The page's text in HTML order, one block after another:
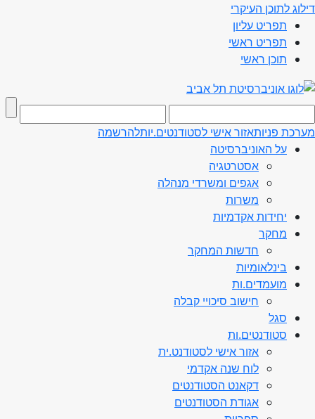
דילוג לתוכן העיקרי
תפריט עליון
תפריט ראשי
תוכן ראשי
מערכת פניותאזור אישי לסטודנטים.יותלהרשמה
על האוניברסיטה
אסטרטגיה
אגפים ומשרדי מנהלה
משרות
יחידות אקדמיות
מחקר
חדשות המחקר
בינלאומיות
מועמדים.ות
חישוב סיכויי קבלה
סגל
סטודנטים.ות
אזור אישי לסטודנט.ית
לוח שנה אקדמי
דקאנט הסטודנטים
אגודת הסטודנטים